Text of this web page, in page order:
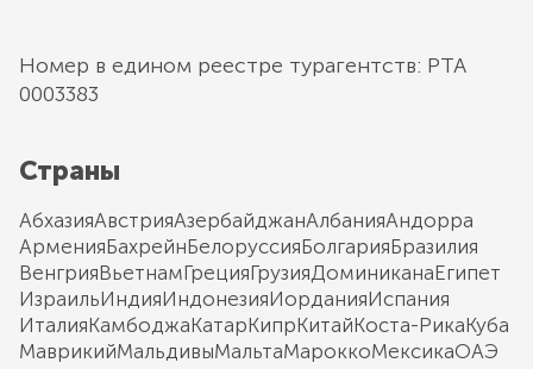
Номер в едином реестре турагентств: РТА
0003383
Страны
АбхазияАвстрияАзербайджанАлбанияАндорра
АрменияБахрейнБелоруссияБолгарияБразилия
ВенгрияВьетнамГрецияГрузияДоминиканаЕгипет
ИзраильИндияИндонезияИорданияИспания
ИталияКамбоджаКатарКипрКитайКоста-РикаКуба
МаврикийМальдивыМальтаМароккоМексикаОАЭ